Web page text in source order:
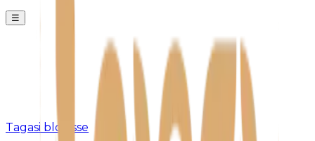
☰
Posti ei leitud
Kahjuks pole sellist postitust olemas või see on
Tagasi blogisse